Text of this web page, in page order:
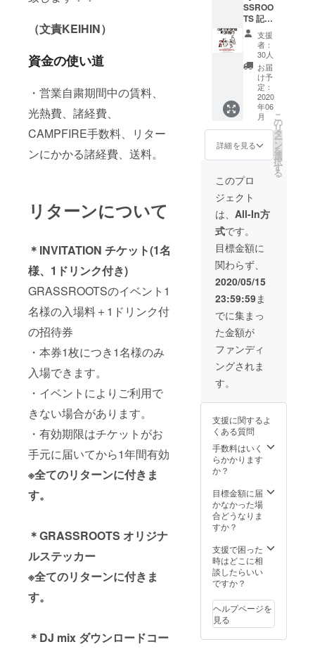
（文責KEIHIN）
資金の使い道
・営業自粛期間中の賃料、
光熱費、諸経費、
CAMPFIRE手数料、リター
ンにかかる諸経費、送料。
リターンについて
＊INVITATION チケット(1名
様、1ドリンク付き)
GRASSROOTSのイベント1
名様の入場料＋1ドリンク付
の招待券
・本券1枚につき1名様のみ
入場できます。
・イベントによりご利用で
きない場合があります。
・有効期限はチケットがお
手元に届いてから1年間有効
※全てのリターンに付きま
す。
＊GRASSROOTS オリジナ
ルステッカー
※全てのリターンに付きま
す。
＊DJ mix ダウンロードコー
Communicati
on”をリリー
ス。
2019年DJ活
動を再開。
いてか
ら1年間
有効
●GRAS
SROOT
S 特製
ステッ
カー
●DJ
SAKAM
OTO / I
We
Should
Make
Love 』
ダウン
ロード
コード
38.1cm
(高) x
39.4cm
(幅) 商
品の在
庫状況
では変
更にな
ること
もあり
ます)
●INVITA
TION チ
様、1ド
付き) ・
本券1枚
名様の
み入場
できま
す。 ・
イベン
りご利
用でき
合があ
りま
有効期
がお手
元に届
いてか
ら1年間
有効
●GRAS
ステッ
カー
●DJ
TARO
SAKAM
OTO / I
Think
Should
Love 』
ダウン
SSROO
TS 記念
品セッ
ト］
●GRAS
SROOT
S 周年
で制作
された
記念ノ
ベル
ティー
グッズ
の中か
すぐり
の5点を
セット
にした
福袋
●INVITA
TION チ
ケット
(1名
様、1ド
リンク
付き) ・
本券1枚
につき1
名様の
み入場
できま
す。 ・
りご利
ない場
合があ
りま
す。 ・
ケット
がお手
元に届
有効
●GRAS
SROOT
S 特製
カー
●DJ
mix
『SHIN
支援
者：
30人
お届
け予
定：
2020
年06
月
詳細を見る
こ
の
リ
タ
ー
ン
を
選
択
す
る
このプロ
ジェクト
は、 All-In方
式です。
目標金額に
関わらず、
2020/05/15
23:59:59ま
でに集まっ
た金額が
ファンディ
ングされま
す。
支援に関するよ
くある質問
手数料はいく
らかかります
か？
目標金額に届
かなかった場
合どうなりま
すか？
支援で困った
時はどこに相
談したらいい
ですか？
ヘルプページを
見る